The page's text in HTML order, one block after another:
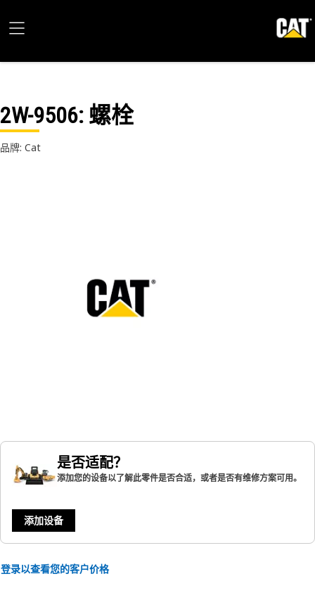
2W-9506: 螺栓
品牌: Cat
是否适配？
添加您的设备以了解此零件是否合适，或者是否有维修方案可用。
添加设备
登录以查看您的客户价格